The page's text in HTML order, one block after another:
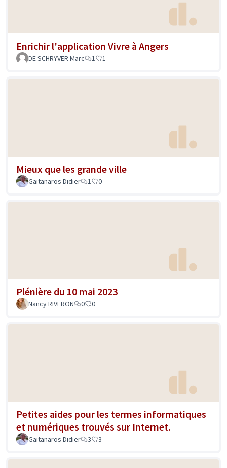
Enrichir l'application Vivre à Angers
DE SCHRYVER Marc 1 1
Mieux que les grande ville
Gaïtanaros Didier 1 0
Plénière du 10 mai 2023
Nancy RIVERON 0 0
Petites aides pour les termes informatiques
et numériques trouvés sur Internet.
Gaïtanaros Didier 3 3